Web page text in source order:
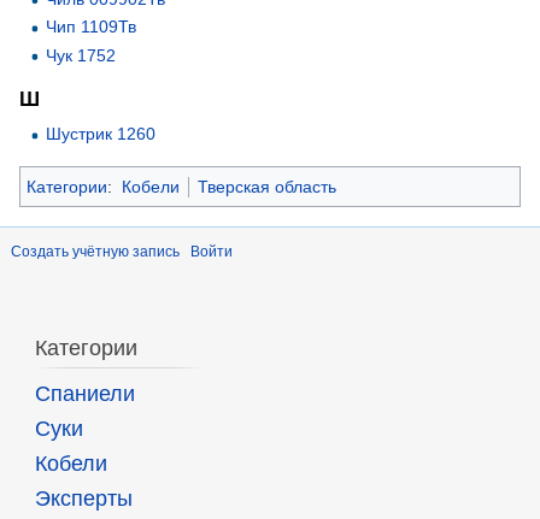
Чип 1109Тв
Чук 1752
Ш
Шустрик 1260
Категории: Кобели Тверская область
Создать учётную запись Войти
Категории
Спаниели
Суки
Кобели
Эксперты